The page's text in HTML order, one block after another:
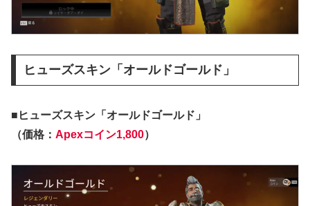
ヒューズスキン「オールドゴールド」
■ヒューズスキン「オールドゴールド」
（価格： Apexコイン1,800）